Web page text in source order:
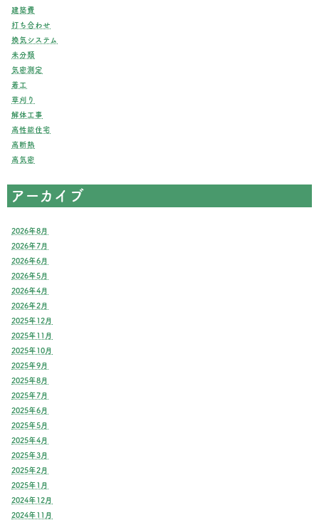
建築費
打ち合わせ
換気システム
未分類
気密測定
着工
草刈り
解体工事
高性能住宅
高断熱
高気密
アーカイブ
2026年8月
2026年7月
2026年6月
2026年5月
2026年4月
2026年2月
2025年12月
2025年11月
2025年10月
2025年9月
2025年8月
2025年7月
2025年6月
2025年5月
2025年4月
2025年3月
2025年2月
2025年1月
2024年12月
2024年11月